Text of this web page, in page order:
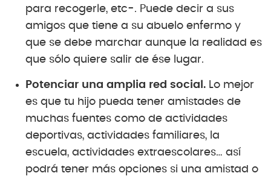
para recogerle, etc-. Puede decir a sus
amigos que tiene a su abuelo enfermo y
que se debe marchar aunque la realidad es
que sólo quiere salir de ése lugar.
Potenciar una amplia red social. Lo mejor
es que tu hijo pueda tener amistades de
muchas fuentes como de actividades
deportivas, actividades familiares, la
escuela, actividades extraescolares… así
podrá tener más opciones si una amistad o